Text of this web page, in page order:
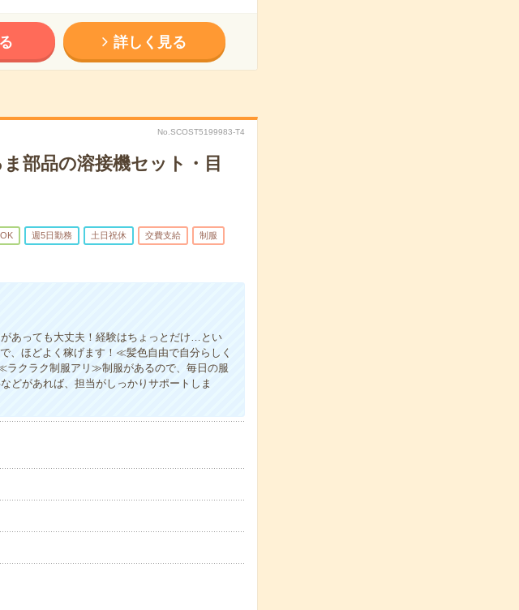
詳しく見る
No.SCOST5199983-T4
部品の溶接機セット・目
週5日勤務 土日祝休 交費支給 制服
あっても大丈夫！経験はちょっとだけ…とい
、ほどよく稼げます！≪髪色自由で自分らしく
クラク制服アリ≫制服があるので、毎日の服
があれば、担当がしっかりサポートしま